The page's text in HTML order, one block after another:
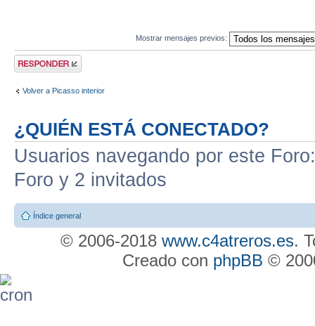
Mostrar mensajes previos:
Publicar una
respuesta
Volver a Picasso interior
¿QUIÉN ESTÁ CONECTADO?
Usuarios navegando por este
Foro y 2 invitados
Índice general
© 2006-2018 www.c4atreros.es.
Creado con phpBB ©